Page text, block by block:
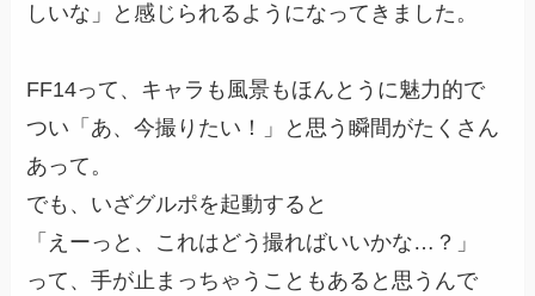
しいな」と感じられるようになってきました。
FF14って、キャラも風景もほんとうに魅力的で
つい「あ、今撮りたい！」と思う瞬間がたくさん
あって。
でも、いざグルポを起動すると
「えーっと、これはどう撮ればいいかな…？」
って、手が止まっちゃうこともあると思うんで